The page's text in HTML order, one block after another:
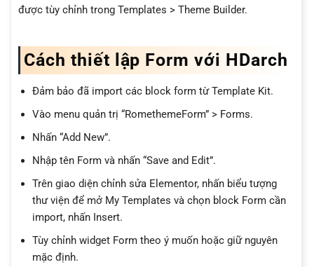
được tùy chỉnh trong Templates > Theme Builder.
Cách thiết lập Form với HDarch
Đảm bảo đã import các block form từ Template Kit.
Vào menu quản trị “RomethemeForm” > Forms.
Nhấn “Add New”.
Nhập tên Form và nhấn “Save and Edit”.
Trên giao diện chỉnh sửa Elementor, nhấn biểu tượng
thư viện để mở My Templates và chọn block Form cần
import, nhấn Insert.
Tùy chỉnh widget Form theo ý muốn hoặc giữ nguyên
mặc định.